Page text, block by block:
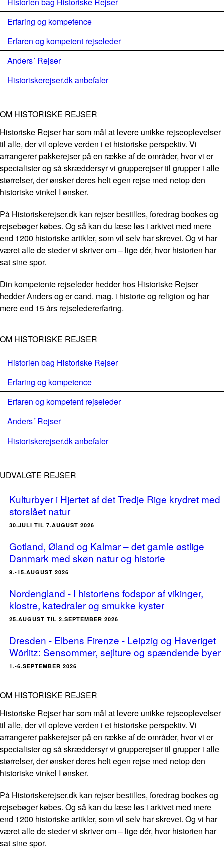
Erfaring og kompetence
Erfaren og kompetent rejseleder
Anders´ Rejser
Historiskerejser.dk anbefaler
OM HISTORISKE REJSER
Historiske Rejser har som mål at levere unikke rejseoplevelser
til alle, der vil opleve verden i et historiske perspektiv. Vi
arrangerer pakkerejser på en række af de områder, hvor vi er
specialister og så skræddersyr vi grupperejser til grupper i alle
størrelser, der ønsker deres helt egen rejse med netop den
historiske vinkel I ønsker.
På Historiskerejser.dk kan rejser bestilles, foredrag bookes og
rejsebøger købes. Og så kan du læse løs i arkivet med mere
end 1200 historiske artikler, som vil selv har skrevet. Og vi har
været alle de steder vi skriver om – lige dér, hvor historien har
sat sine spor.
Din kompetente rejseleder hedder hos Historiske Rejser
hedder Anders og er cand. mag. i historie og religion og har
mere end 15 års rejseledererfaring.
OM HISTORISKE REJSER
Historien bag Historiske Rejser
Erfaring og kompetence
Erfaren og kompetent rejseleder
Anders´ Rejser
Historiskerejser.dk anbefaler
UDVALGTE REJSER
Kulturbyer i Hjertet af det Tredje Rige krydret med
storslået natur
30.JULI TIL 7.AUGUST 2026
Gotland, Øland og Kalmar – det gamle østlige
Danmark med skøn natur og historie
9.-15.AUGUST 2026
Nordengland - I historiens fodspor af vikinger,
klostre, katedraler og smukke kyster
25.AUGUST TIL 2.SEPTEMBER 2026
Dresden - Elbens Firenze - Leipzig og Haveriget
Wörlitz: Sensommer, sejlture og spændende byer
1.-6.SEPTEMBER 2026
OM HISTORISKE REJSER
Historiske Rejser har som mål at levere unikke rejseoplevelser
til alle, der vil opleve verden i et historiske perspektiv. Vi
arrangerer pakkerejser på en række af de områder, hvor vi er
specialister og så skræddersyr vi grupperejser til grupper i alle
størrelser, der ønsker deres helt egen rejse med netop den
historiske vinkel I ønsker.
På Historiskerejser.dk kan rejser bestilles, foredrag bookes og
rejsebøger købes. Og så kan du læse løs i arkivet med mere
end 1200 historiske artikler, som vil selv har skrevet. Og vi har
været alle de steder vi skriver om – lige dér, hvor historien har
sat sine spor.